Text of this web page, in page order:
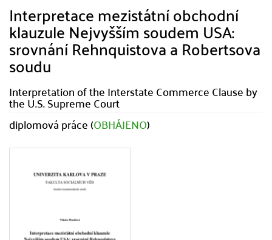
Interpretace mezistátní obchodní
klauzule Nejvyšším soudem USA:
srovnání Rehnquistova a Robertsova
soudu
Interpretation of the Interstate Commerce Clause by
the U.S. Supreme Court
diplomová práce (OBHÁJENO)